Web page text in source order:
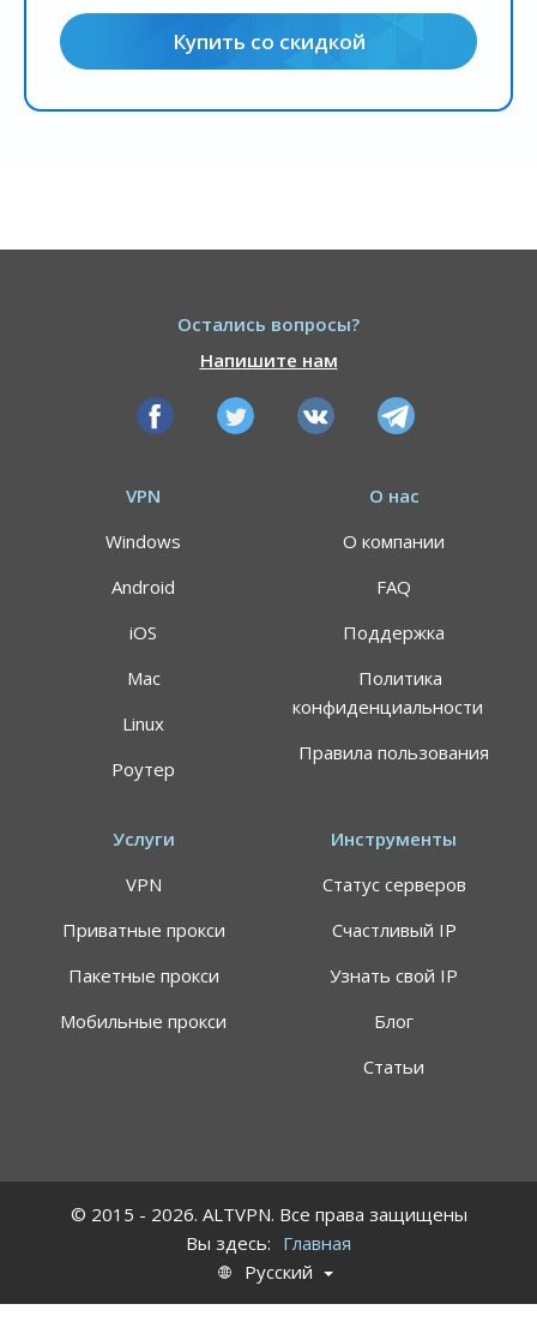
Купить со скидкой
Остались вопросы?
Напишите нам
VPN
Windows
Android
iOS
Mac
Linux
Роутер
О нас
О компании
FAQ
Поддержка
Политика
конфиденциальности
Правила пользования
Услуги
VPN
Приватные прокси
Пакетные прокси
Мобильные прокси
Инструменты
Статус серверов
Счастливый IP
Узнать свой IP
Блог
Статьи
© 2015 - 2026. ALTVPN. Все права защищены
Вы здесь: Главная
Русский